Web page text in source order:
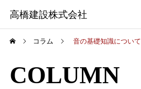
高橋建設株式会社
コラム 音の基礎知識について
COLUMN